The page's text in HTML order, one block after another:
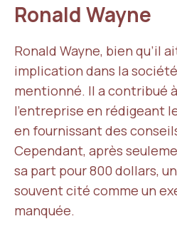
Ronald Wayne
Ronald Wayne, bien qu’il
implication dans la
mentionné. Il a contribué
l’entreprise en rédigeant
en fournissant des
Cependant, après
sa part pour 800 dollars,
souvent cité comme un
manquée.